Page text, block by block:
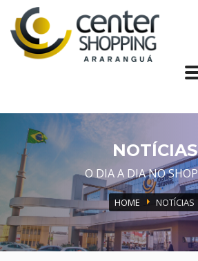
Segunda a
Domingos e
NOTÍCIAS
O DIA A DIA NO
HOME NOTÍCIAS